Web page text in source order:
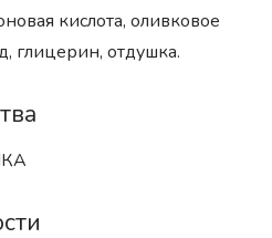
кислота, оливковое
глицерин, отдушка.